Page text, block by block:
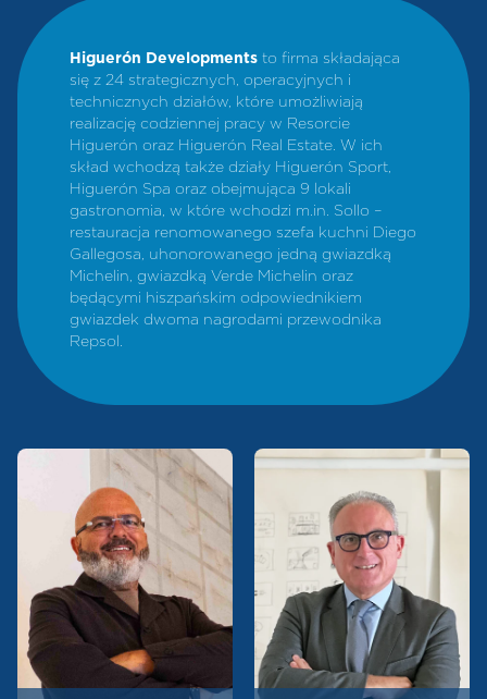
Higuerón Developments to firma składająca
się z 24 strategicznych, operacyjnych i
technicznych działów, które umożliwiają
realizację codziennej pracy w Resorcie
Higuerón oraz Higuerón Real Estate. W ich
skład wchodzą także działy Higuerón Sport,
Higuerón Spa oraz obejmująca 9 lokali
gastronomia, w które wchodzi m.in. Sollo –
restauracja renomowanego szefa kuchni Diego
Gallegosa, uhonorowanego jedną gwiazdką
Michelin, gwiazdką Verde Michelin oraz
będącymi hiszpańskim odpowiednikiem
gwiazdek dwoma nagrodami przewodnika
Repsol.